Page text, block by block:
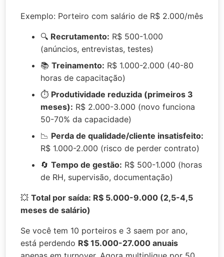
Exemplo: Porteiro com salário de R$ 2.000/mês
🔍 Recrutamento: R$ 500-1.000
(anúncios, entrevistas, testes)
📚 Treinamento: R$ 1.000-2.000 (40-80
horas de capacitação)
⏱️ Produtividade reduzida (primeiros 3
meses): R$ 2.000-3.000 (novo funciona
50-70% da capacidade)
📉 Perda de qualidade/cliente insatisfeito:
R$ 1.000-2.000 (risco de perder contrato)
🔄 Tempo de gestão: R$ 500-1.000 (horas
de RH, supervisão, documentação)
💥 Total por saída: R$ 5.000-9.000 (2,5-4,5
meses de salário)
Se você tem 10 porteiros e 3 saem por ano,
está perdendo R$ 15.000-27.000 anuais